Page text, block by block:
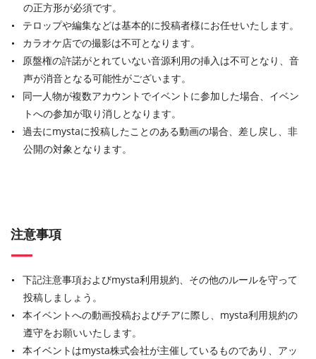
の正方形が必須です。
テロップや編集などは基本的に投稿者様にお任せいたします。
カラオケ店での撮影は不可となります。
原盤権の許諾がとれていない音源利用の挿入は不可となり、音
声が消音となる可能性がございます。
同一人物が複数アカウントでイベントに参加した場合、イベン
トへの参加が取り消しとなります。
過去にmystaに投稿したことのある動画の場合、差し戻し、非
公開の対象となります。
注意事項
下記注意事項およびmysta利用規約、その他のルールを守って
投稿しましょう。
本イベントへの動画投稿およびチアに際し、mysta利用規約の
遵守をお願いいたします。
本イベントはmysta株式会社が主催しているものであり、アッ